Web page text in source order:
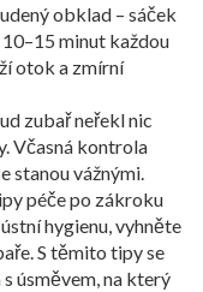
obklad – sáček
minut každou
otok a zmírní
zubař neřekl nic
Včasná kontrola
stanou vážnými.
péče po zákroku
hygienu, vyhněte
S těmito tipy se
úsměvem, na který